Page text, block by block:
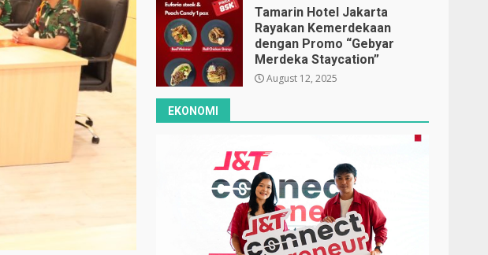
Tamarin Hotel Jakarta
Rayakan Kemerdekaan
dengan Promo “Gebyar
Merdeka Staycation”
August 12, 2025
EKONOMI